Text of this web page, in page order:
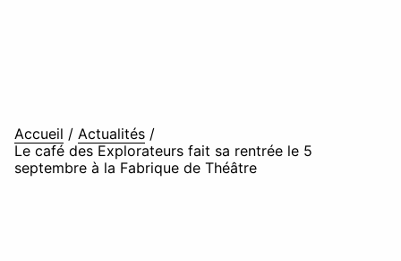
Accueil / Actualités /
Le café des Explorateurs fait sa rentrée le 5
septembre à la Fabrique de Théâtre